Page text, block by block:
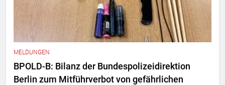
MELDUNGEN
BPOLD-B: Bilanz der Bundespolizeidirektion
Berlin zum Mitführverbot von gefährlichen